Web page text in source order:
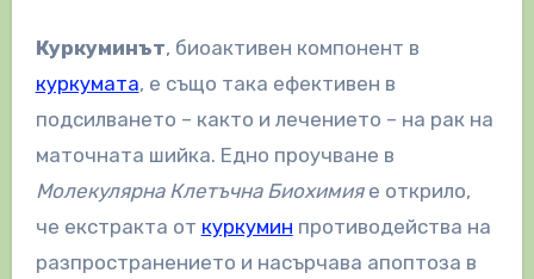
Куркуминът, биоактивен компонент в
куркумата, е също така ефективен в
подсилването – както и лечението – на рак на
маточната шийка. Едно проучване в
Молекулярна Клетъчна Биохимияе открило,
че екстракта от куркумин противодейства на
разпространението и насърчава апоптоза в